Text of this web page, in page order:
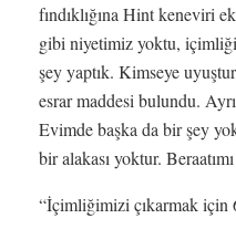
fındıklığına Hint keneviri
gibi niyetimiz yoktu,
şey yaptık. Kimseye
esrar maddesi bulundu.
Evimde başka da bir şey
bir alakası yoktur.
“İçimliğimizi çıkarmak